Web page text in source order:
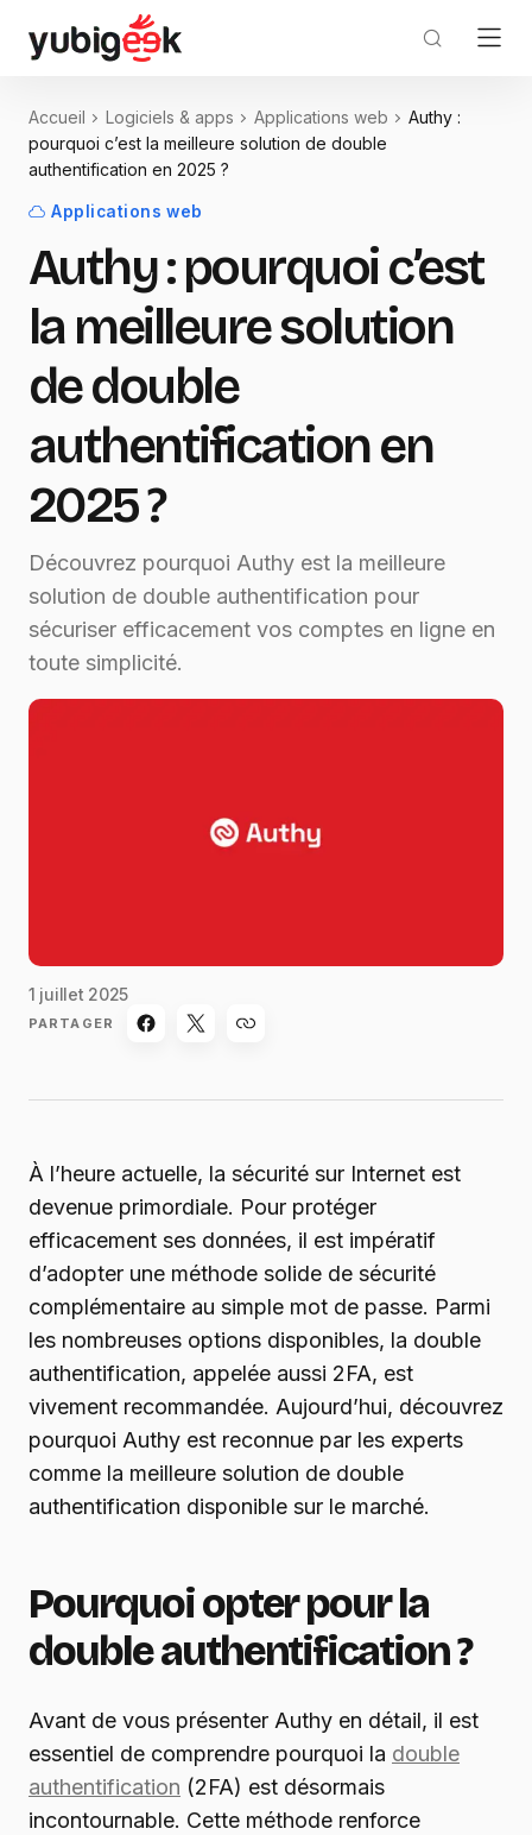
Accueil Logiciels & apps Applications web
Authy :
pourquoi c’est la meilleure solution de double
authentification en 2025 ?
Applications web
Authy : pourquoi c’est
la meilleure solution
de double
authentification en
2025 ?
Découvrez pourquoi Authy est la meilleure
solution de double authentification pour
sécuriser efficacement vos comptes en ligne en
toute simplicité.
1 juillet 2025
PARTAGER
À l’heure actuelle, la sécurité sur Internet est
devenue primordiale. Pour protéger
efficacement ses données, il est impératif
d’adopter une méthode solide de sécurité
complémentaire au simple mot de passe. Parmi
les nombreuses options disponibles, la double
authentification, appelée aussi 2FA, est
vivement recommandée. Aujourd’hui, découvrez
pourquoi Authy est reconnue par les experts
comme la meilleure solution de double
authentification disponible sur le marché.
Pourquoi opter pour la
double authentification ?
Avant de vous présenter Authy en détail, il est
essentiel de comprendre pourquoi la double
authentification (2FA) est désormais
incontournable. Cette méthode renforce